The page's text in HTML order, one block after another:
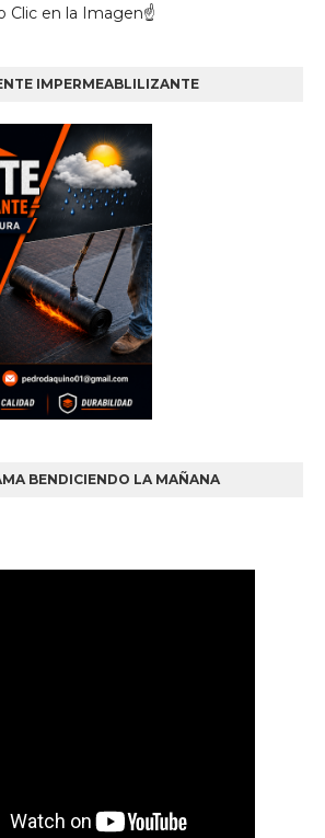
Clic en la Imagen☝
IMPERMEABLILIZANTE
BENDICIENDO LA MAÑANA